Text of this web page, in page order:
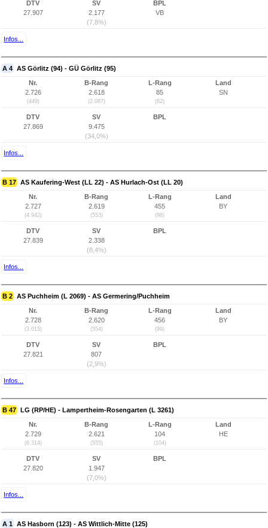
DTV
27.907
SV
2.177
(7,8%)
BPL
VB
Infos...
A 4 AS Görlitz (94) - GÜ Görlitz (95)
Nr.
2.726
(449)
B-Rang
2.618
(2.087)
L-Rang
85
(82)
Land
SN
DTV
27.869
SV
9.475
(34,0%)
BPL
Infos...
B 17 AS Kaufering-West (LL 22) - AS Hurlach-Ost (LL 20)
Nr.
2.727
(4.942)
B-Rang
2.619
(553)
L-Rang
455
(98)
Land
BY
DTV
27.839
SV
2.338
(8,4%)
BPL
Infos...
B 2 AS Puchheim (L 2069) - AS Germering/Puchheim
Nr.
2.728
(3.015)
B-Rang
2.620
(554)
L-Rang
456
(99)
Land
BY
DTV
27.821
SV
807
(2,9%)
BPL
Infos...
B 47 LG (RP/HE) - Lampertheim-Rosengarten (L 3261)
Nr.
2.729
(6.314)
B-Rang
2.621
(555)
L-Rang
104
(104)
Land
HE
DTV
27.820
SV
1.947
(7,0%)
BPL
Infos...
A 1 AS Hasborn (123) - AS Wittlich-Mitte (125)